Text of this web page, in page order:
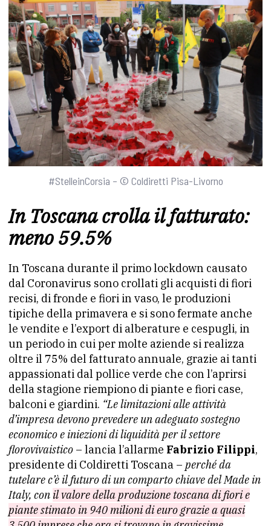
#StelleinCorsia – © Coldiretti Pisa-Livorno
In Toscana crolla il fatturato:
meno 59.5%
In Toscana durante il primo lockdown causato
dal Coronavirus sono crollati gli acquisti di fiori
recisi, di fronde e fiori in vaso, le produzioni
tipiche della primavera e si sono fermate anche
le vendite e l’export di alberature e cespugli, in
un periodo in cui per molte aziende si realizza
oltre il 75% del fatturato annuale, grazie ai tanti
appassionati dal pollice verde che con l’aprirsi
della stagione riempiono di piante e fiori case,
balconi e giardini. “Le limitazioni alle attività
d’impresa devono prevedere un adeguato sostegno
economico e iniezioni di liquidità per il settore
florovivaistico – lancia l’allarme Fabrizio Filippi,
presidente di Coldiretti Toscana – perché da
tutelare c’è il futuro di un comparto chiave del Made in
Italy, con il valore della produzione toscana di fiori e
piante stimato in 940 milioni di euro grazie a quasi